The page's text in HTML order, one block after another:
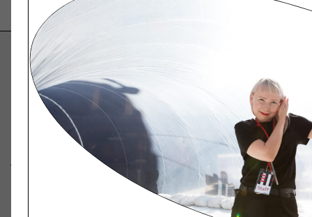
Helsinki Design Weekly.
Keskustelua, uutisia ja ilmiöitä muotoilusta ja
arkkitehtuurista.